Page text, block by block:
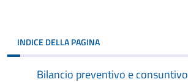
INDICE DELLA PAGINA
Bilancio preventivo e consuntivo